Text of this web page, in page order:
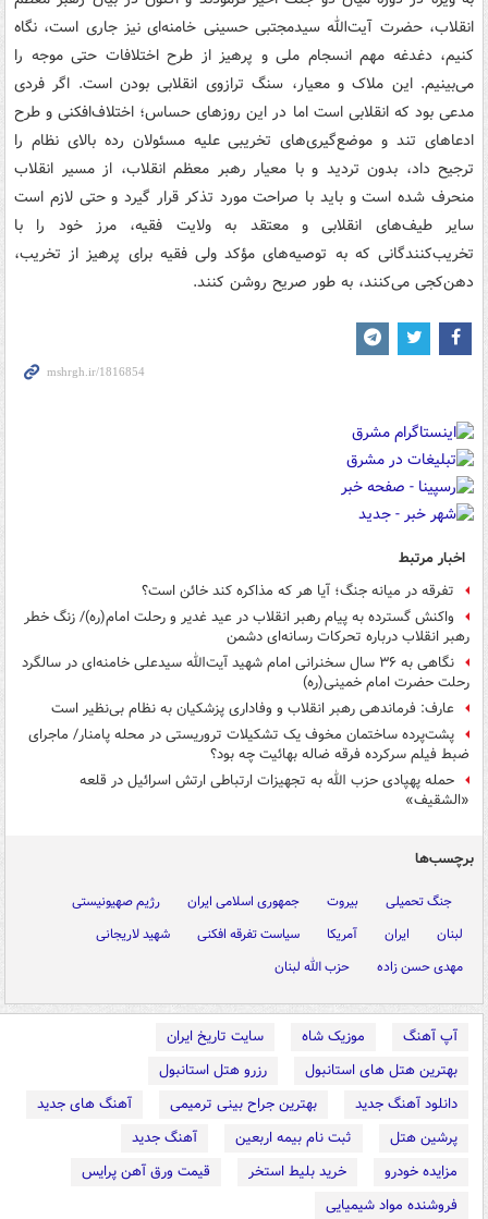
انقلاب، حضرت آیت‌الله سیدمجتبی حسینی خامنه‌ای نیز جاری است، نگاه
کنیم، دغدغه مهم انسجام ملی و پرهیز از طرح اختلافات حتی موجه را
می‌بینیم. این ملاک و معیار، سنگ ترازوی انقلابی بودن است. اگر فردی
مدعی بود که انقلابی است اما در این روزهای حساس؛ اختلاف‌افکنی و طرح
ادعاهای تند و موضع‌گیری‌های تخریبی علیه مسئولان رده بالای نظام را
ترجیح داد، بدون تردید و با معیار رهبر معظم انقلاب، از مسیر انقلاب
منحرف شده است و باید با صراحت مورد تذکر قرار گیرد و حتی لازم است
سایر طیف‌های انقلابی و معتقد به ولایت فقیه، مرز خود را با
تخریب‌کنندگانی که به توصیه‌های مؤکد ولی فقیه برای پرهیز از تخریب،
دهن‌کجی می‌کنند، به طور صریح روشن کنند.
اخبار مرتبط
تفرقه در میانه جنگ؛ آیا هر که مذاکره کند خائن است؟
واکنش گسترده به پیام رهبر انقلاب در عید غدیر و رحلت امام(ره)/ زنگ خطر
رهبر انقلاب درباره تحرکات رسانه‌ای دشمن
نگاهی به ۳۶ سال سخنرانی امام شهید آیت‌الله سیدعلی خامنه‌ای در سالگرد
رحلت حضرت امام خمینی(ره)
عارف: فرماندهی رهبر انقلاب و وفاداری پزشکیان به نظام بی‌نظیر است
پشت‌پرده ساختمان مخوف یک تشکیلات تروریستی در محله پامنار/ ماجرای
ضبط فیلم سرکرده فرقه ضاله بهائیت چه بود؟
حمله پهپادی حزب الله به تجهیزات ارتباطی ارتش اسرائیل در قلعه
«الشقیف»
برچسب‌ها
جنگ تحمیلی بیروت جمهوری اسلامی ایران
رژیم صهیونیستی
لبنان
ایران آمریکا سیاست تفرقه افکنی
شهید لاریجانی
مهدی حسن زاده
حزب الله لبنان
آپ آهنگ موزیک شاه
سایت تاریخ ایران
بهترین هتل های استانبول
رزرو هتل استانبول
دانلود آهنگ جدید
بهترین جراح بینی ترمیمی
آهنگ های جدید
پرشین هتل
ثبت نام بیمه اربعین
آهنگ جدید
مزایده خودرو
خرید بلیط استخر
قیمت ورق آهن پرایس
فروشنده مواد شیمیایی